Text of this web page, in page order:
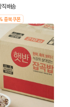
직배송
중복쿠폰